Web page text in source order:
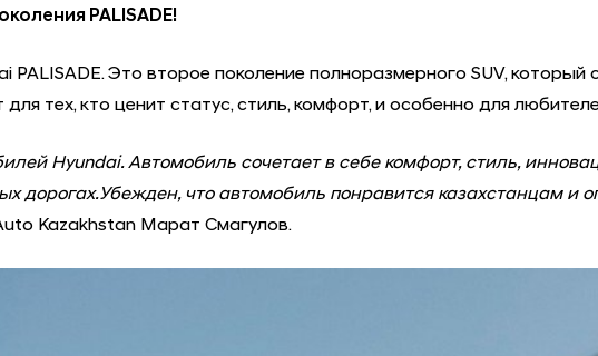
PALISADE!
Это второе поколение полноразмерного SUV, который
тех, кто ценит статус, стиль, комфорт, и особенно для
Hyundai. Автомобиль сочетает в себе комфорт, стиль,
дорогах.Убежден, что автомобиль понравится казахстанцам и
Kazakhstan Марат Смагулов.